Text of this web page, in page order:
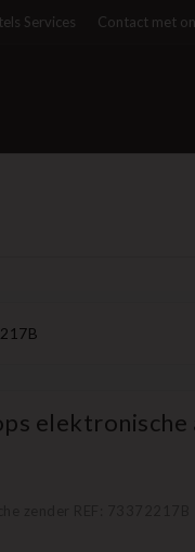
Services Contact met